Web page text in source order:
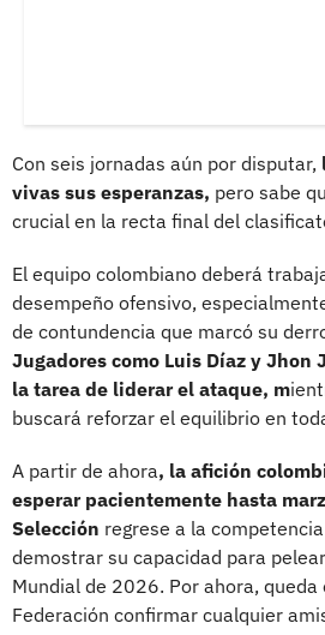
Con seis jornadas aún por disputar,
vivas sus esperanzas, pero sabe
crucial en la recta final del
El equipo colombiano deberá
desempeño ofensivo,
de contundencia que marcó su
Jugadores como Luis Díaz y Jhon
la tarea de liderar el ataque, m
buscará reforzar el equilibrio en
A partir de ahora, la afición
esperar pacientemente hasta
Selección regrese a la
demostrar su capacidad para
Mundial de 2026. Por ahora, queda
Federación confirmar cualquier